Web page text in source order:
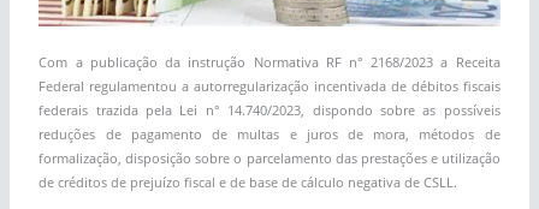
Com a publicação da instrução Normativa RF n° 2168/2023 a Receita
Federal regulamentou a autorregularização incentivada de débitos fiscais
federais trazida pela Lei n° 14.740/2023, dispondo sobre as possíveis
reduções de pagamento de multas e juros de mora, métodos de
formalização, disposição sobre o parcelamento das prestações e utilização
de créditos de prejuízo fiscal e de base de cálculo negativa de CSLL.